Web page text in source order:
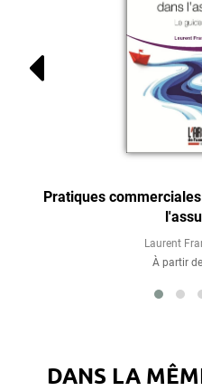
Pratiques
Laurent
À partir de
DANS LA